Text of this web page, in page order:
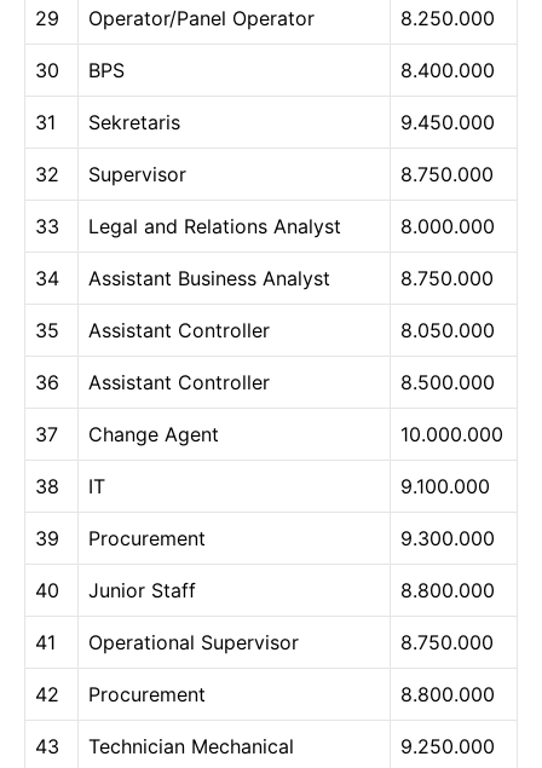
29 Operator/Panel Operator 8.250.000
30 BPS 8.400.000
31 Sekretaris 9.450.000
32 Supervisor 8.750.000
33 Legal and Relations Analyst 8.000.000
34 Assistant Business Analyst 8.750.000
35 Assistant Controller 8.050.000
36 Assistant Controller 8.500.000
37 Change Agent 10.000.000
38 IT 9.100.000
39 Procurement 9.300.000
40 Junior Staff 8.800.000
41 Operational Supervisor 8.750.000
42 Procurement 8.800.000
43 Technician Mechanical 9.250.000